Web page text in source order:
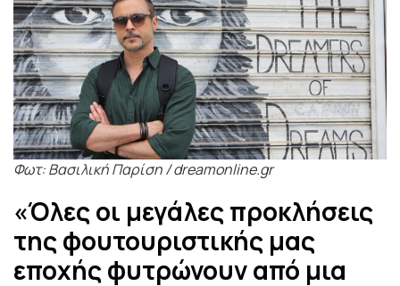
Φωτ: Βασιλική Παρίση / dreamonline.gr
«Όλες οι μεγάλες προκλήσεις
της φουτουριστικής μας
εποχής φυτρώνουν από μια